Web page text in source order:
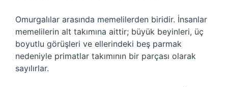
Omurgalılar arasında memelilerden biridir. İnsanlar
memelilerin alt takımına aittir; büyük beyinleri, üç
boyutlu görüşleri ve ellerindeki beş parmak
nedeniyle primatlar takımının bir parçası olarak
sayılırlar.